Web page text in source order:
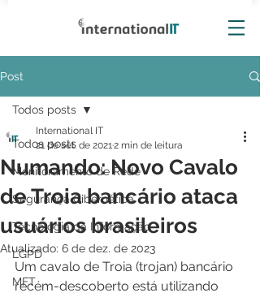
Post
Todos posts
Monitoramento de Rede
Segurança Cibernética
Tecnologia da Informação
LGPD
MFT
Todos posts
Numando: Novo Cavalo
de Troia bancário ataca
usuários brasileiros
International IT
21 de set. de 20212 min de leitura
Atualizado: 6 de dez. de 2023
Um cavalo de Troia (trojan) bancário
recém-descoberto está utilizando